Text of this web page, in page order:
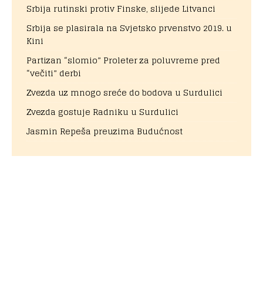
Srbija rutinski protiv Finske, slijede Litvanci
Srbija se plasirala na Svjetsko prvenstvo 2019. u
Kini
Partizan “slomio” Proleter za poluvreme pred
“večiti” derbi
Zvezda uz mnogo sreće do bodova u Surdulici
Zvezda gostuje Radniku u Surdulici
Jasmin Repeša preuzima Budućnost